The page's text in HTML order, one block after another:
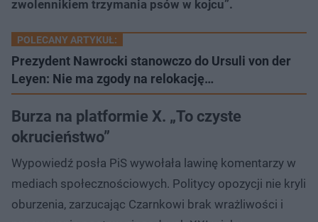
zwolennikiem trzymania psów w kojcu”.
POLECANY ARTYKUŁ:
Prezydent Nawrocki stanowczo do Ursuli von der
Leyen: Nie ma zgody na relokację…
Burza na platformie X. „To czyste
okrucieństwo”
Wypowiedź posła PiS wywołała lawinę komentarzy w
mediach społecznościowych. Politycy opozycji nie kryli
oburzenia, zarzucając Czarnkowi brak wrażliwości i